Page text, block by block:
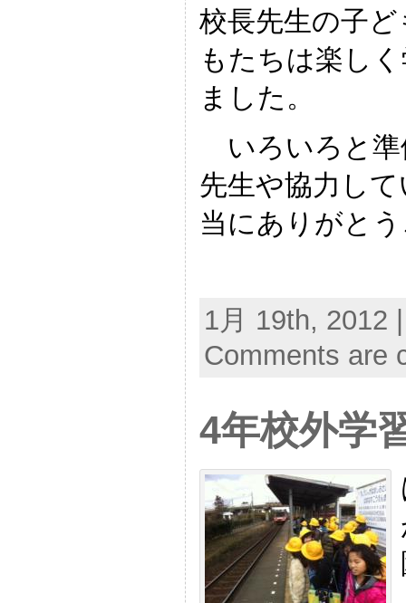
校長先生の子
もたちは楽し
ました。
いろいろと準
先生や協力し
当にありがと
1月 19th, 2012
Comments are
4年校外学